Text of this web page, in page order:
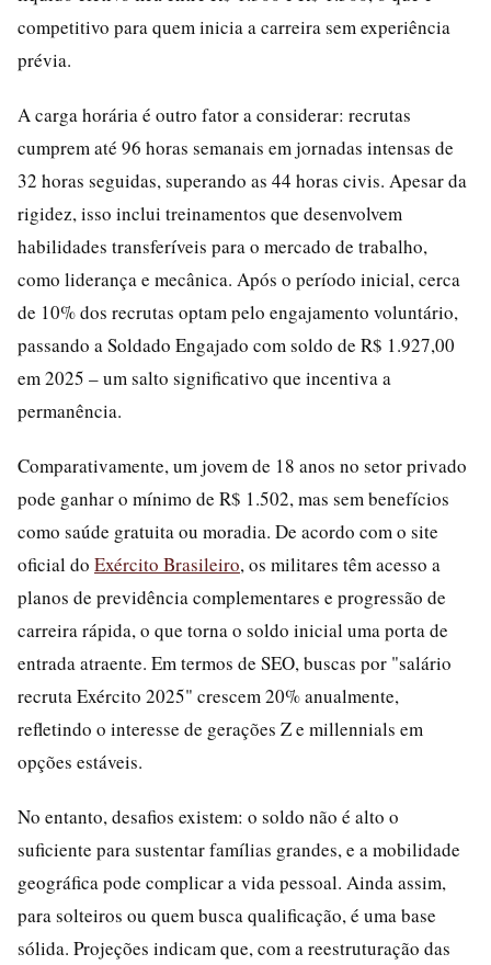
competitivo para quem inicia a carreira sem experiência
prévia.
A carga horária é outro fator a considerar: recrutas
cumprem até 96 horas semanais em jornadas intensas de
32 horas seguidas, superando as 44 horas civis. Apesar da
rigidez, isso inclui treinamentos que desenvolvem
habilidades transferíveis para o mercado de trabalho,
como liderança e mecânica. Após o período inicial, cerca
de 10% dos recrutas optam pelo engajamento voluntário,
passando a Soldado Engajado com soldo de R$ 1.927,00
em 2025 – um salto significativo que incentiva a
permanência.
Comparativamente, um jovem de 18 anos no setor privado
pode ganhar o mínimo de R$ 1.502, mas sem benefícios
como saúde gratuita ou moradia. De acordo com o site
oficial do Exército Brasileiro, os militares têm acesso a
planos de previdência complementares e progressão de
carreira rápida, o que torna o soldo inicial uma porta de
entrada atraente. Em termos de SEO, buscas por "salário
recruta Exército 2025" crescem 20% anualmente,
refletindo o interesse de gerações Z e millennials em
opções estáveis.
No entanto, desafios existem: o soldo não é alto o
suficiente para sustentar famílias grandes, e a mobilidade
geográfica pode complicar a vida pessoal. Ainda assim,
para solteiros ou quem busca qualificação, é uma base
sólida. Projeções indicam que, com a reestruturação das